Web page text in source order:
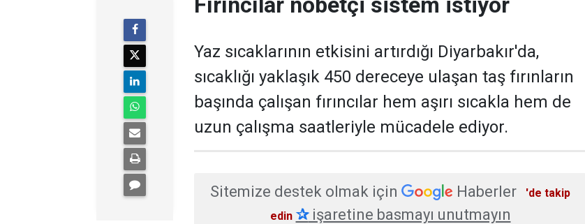
Yaz sıcaklarının etkisini artırdığı Diyarbakır'da,
sıcaklığı yaklaşık 450 dereceye ulaşan taş fırınların
başında çalışan fırıncılar hem aşırı sıcakla hem de
uzun çalışma saatleriyle mücadele ediyor.
Sitemize destek olmak için Haberler
'de takip
edin ✰işaretine basmayı unutmayın